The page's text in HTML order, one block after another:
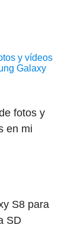
fotos y
en mi
S8 para
SD